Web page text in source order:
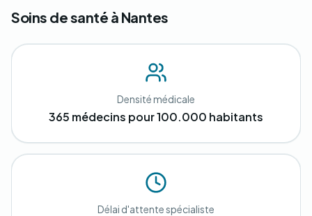
Soins de santé à Nantes
Densité médicale
365 médecins pour 100.000 habitants
Délai d'attente spécialiste